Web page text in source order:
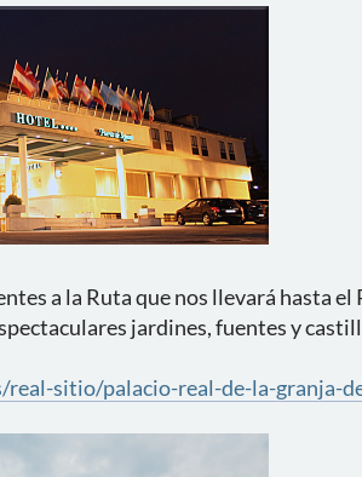
a la Ruta que nos llevará hasta
jardines, fuentes y
sitio/palacio-real-de-la-granja-